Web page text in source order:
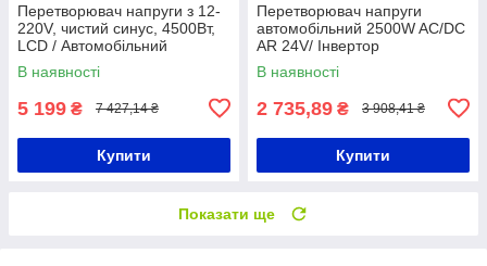
Перетворювач напруги з 12-
220V, чистий синус, 4500Вт,
LCD / Автомобільний
інвертор з чистою
синусоїдою
В наявності
5 199 ₴ 7 427,14 ₴
Купити
Перетворювач напруги
автомобільний 2500W AC/DC
AR 24V/ Інвертор
В наявності
2 735,89 ₴ 3 908,41 ₴
Купити
Показати ще